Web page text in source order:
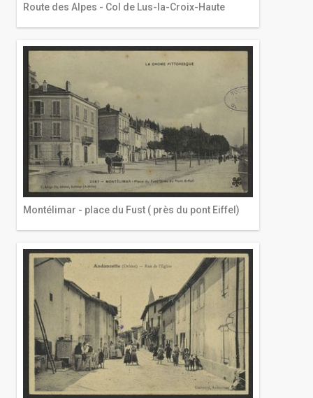
Route des Alpes - Col de Lus-la-Croix-Haute
Montélimar - place du Fust ( près du pont Eiffel)